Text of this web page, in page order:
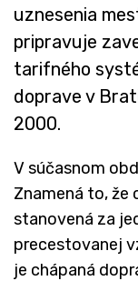
uznesenia
pripravuje
tarifného
doprave v
2000.
V súčasnom
Znamená to, že
stanovená za
precestovanej
je chápaná